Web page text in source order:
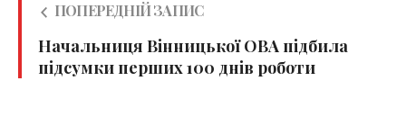
ПОПЕРЕДНІЙ ЗАПИС
Начальниця Вінницької ОВА підбила
підсумки перших 100 днів роботи